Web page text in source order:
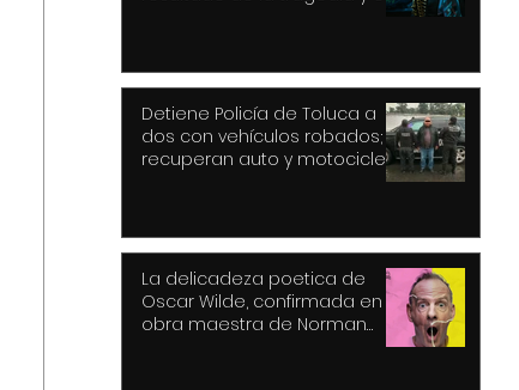
Detiene Policía de Toluca a
dos con vehículos robados;
recuperan auto y motocicleta
La delicadeza poetica de
Oscar Wilde, confirmada en la
obra maestra de Norman